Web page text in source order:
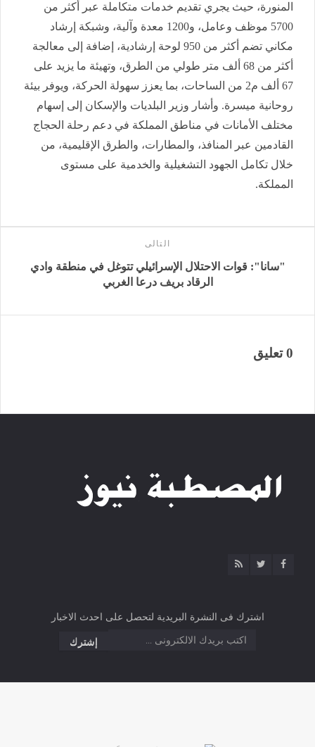
المنورة، حيث يجري تقديم خدمات متكاملة عبر أكثر من
5700 موظف وعامل، و1200 معدة وآلية، وشبكة إرشاد
مكاني تضم أكثر من 950 لوحة إرشادية، إضافة إلى معالجة
أكثر من 68 ألف متر طولي من الطرق، وتهيئة ما يزيد على
67 ألف م2 من الساحات، بما يعزز سهولة الحركة، ويوفر بيئة
روحانية ميسرة. وأشار وزير البلديات والإسكان إلى إسهام
مختلف الأمانات في مناطق المملكة في دعم رحلة الحجاج
القادمين عبر المنافذ، والمطارات، والطرق الإقليمية، من
خلال تكامل الجهود التشغيلية والخدمية على مستوى
المملكة.
التالى
"سانا": قوات الاحتلال الإسرائيلي تتوغل في منطقة وادي
الرقاد ‏بريف درعا الغربي‎
0 تعليق
اشترك فى النشرة البريدية لتحصل على احدث الاخبار